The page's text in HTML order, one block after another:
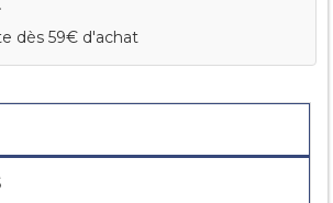
dès 59€ d'achat